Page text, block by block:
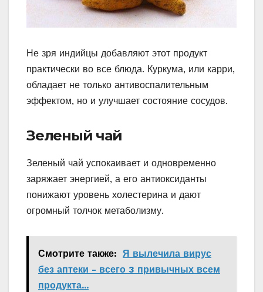
Не зря индийцы добавляют этот продукт
практически во все блюда. Куркума, или карри,
обладает не только антивоспалительным
эффектом, но и улучшает состояние сосудов.
Зеленый чай
Зеленый чай успокаивает и одновременно
заряжает энергией, а его антиоксиданты
понижают уровень холестерина и дают
огромный толчок метаболизму.
Смотрите также: Я вылечила вирус
без аптеки - всего 3 привычных всем
продукта...